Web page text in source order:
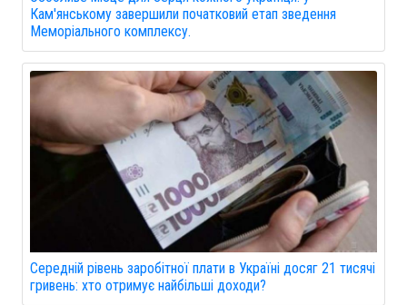
Кам'янському завершили початковий етап зведення
Меморіального комплексу.
Середній рівень заробітної плати в Україні досяг 21 тисячі
гривень: хто отримує найбільші доходи?